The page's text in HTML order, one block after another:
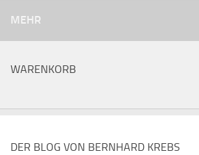
MEHR
WARENKORB
DER BLOG VON BERNHARD KREBS